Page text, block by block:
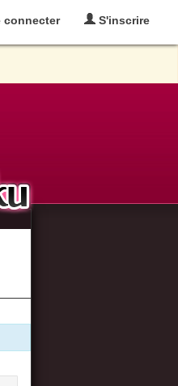
connecter S'inscrire